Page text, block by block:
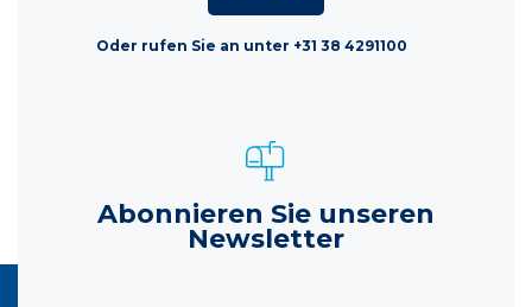
Oder rufen Sie an unter +31 38 4291100
Abonnieren Sie unseren
Newsletter